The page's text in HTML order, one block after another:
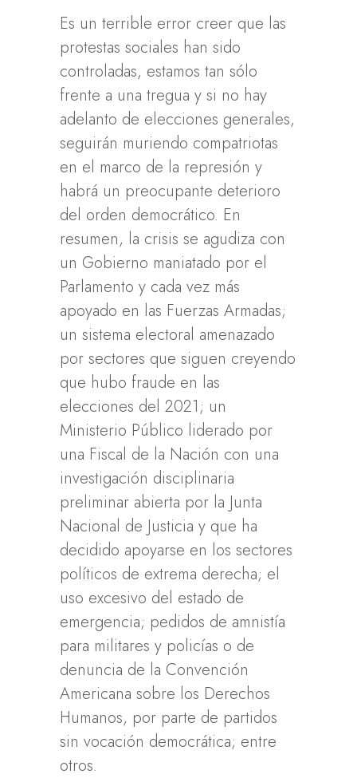
Es un terrible error creer que las
protestas sociales han sido
controladas, estamos tan sólo
frente a una tregua y si no hay
adelanto de elecciones generales,
seguirán muriendo compatriotas
en el marco de la represión y
habrá un preocupante deterioro
del orden democrático. En
resumen, la crisis se agudiza con
un Gobierno maniatado por el
Parlamento y cada vez más
apoyado en las Fuerzas Armadas;
un sistema electoral amenazado
por sectores que siguen creyendo
que hubo fraude en las
elecciones del 2021; un
Ministerio Público liderado por
una Fiscal de la Nación con una
investigación disciplinaria
preliminar abierta por la Junta
Nacional de Justicia y que ha
decidido apoyarse en los sectores
políticos de extrema derecha; el
uso excesivo del estado de
emergencia; pedidos de amnistía
para militares y policías o de
denuncia de la Convención
Americana sobre los Derechos
Humanos, por parte de partidos
sin vocación democrática; entre
otros.